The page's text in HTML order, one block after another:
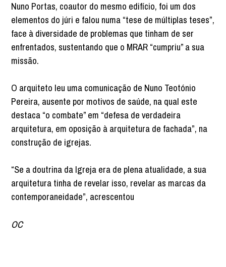
Nuno Portas, coautor do mesmo edifício, foi um dos
elementos do júri e falou numa “tese de múltiplas teses”,
face à diversidade de problemas que tinham de ser
enfrentados, sustentando que o MRAR “cumpriu” a sua
missão.
O arquiteto leu uma comunicação de Nuno Teotónio
Pereira, ausente por motivos de saúde, na qual este
destaca “o combate” em “defesa de verdadeira
arquitetura, em oposição à arquitetura de fachada”, na
construção de igrejas.
“Se a doutrina da Igreja era de plena atualidade, a sua
arquitetura tinha de revelar isso, revelar as marcas da
contemporaneidade”, acrescentou
OC